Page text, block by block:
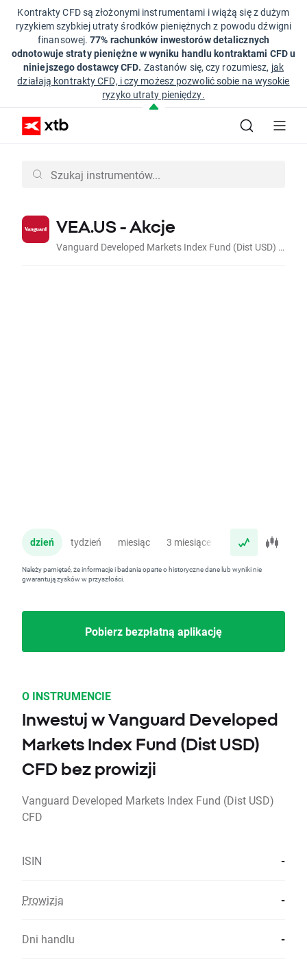
Kontrakty CFD są złożonymi instrumentami i wiążą się z dużym
ryzykiem szybkiej utraty środków pieniężnych z powodu dźwigni
finansowej.77% rachunków inwestorów detalicznych
odnotowuje straty pieniężne w wyniku handlu kontraktami CFD u
niniejszego dostawcy CFD. Zastanów się, czy rozumiesz, jak
działają kontrakty CFD, i czy możesz pozwolić sobie na wysokie
ryzyko utraty pieniędzy.
VEA.US - Akcje
Vanguard Developed Markets Index Fund (Dist USD) CFD
dzień tydzień miesiąc 3 miesiące rok
Należy pamiętać, że informacje i badania oparte o historyczne dane lub wyniki nie
gwarantują zysków w przyszłości.
Pobierz bezpłatną aplikację
O INSTRUMENCIE
Inwestuj w Vanguard Developed
Markets Index Fund (Dist USD)
CFD bez prowizji
Vanguard Developed Markets Index Fund (Dist USD)
CFD
ISIN -
Prowizja -
Dni handlu -